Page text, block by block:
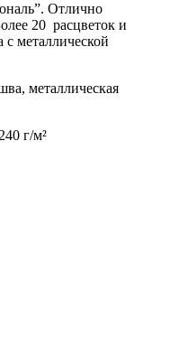
Отлично
20 расцветок и
металлической
металлическая
г/м²